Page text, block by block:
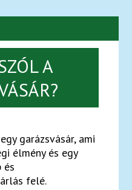
A
garázsvásár, ami
élmény és egy
és
felé.